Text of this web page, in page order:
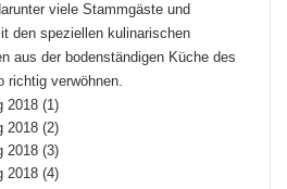
viele Stammgäste und
den speziellen kulinarischen
aus der bodenständigen Küche des
richtig verwöhnen.